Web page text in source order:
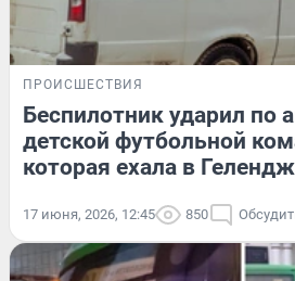
ПРОИСШЕСТВИЯ
Беспилотник ударил по
детской футбольной
которая ехала в
17 июня, 2026, 12:45 850